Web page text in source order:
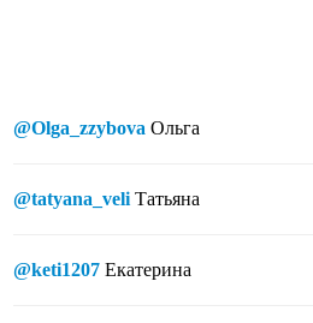
@Olga_zzybova Ольга
@tatyana_veli Татьяна
@keti1207 Екатерина